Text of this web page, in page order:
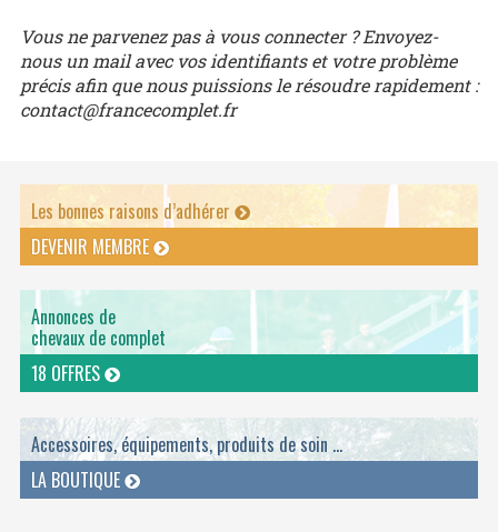
Vous ne parvenez pas à vous connecter ? Envoyez-
nous un mail avec vos identifiants et votre problème
précis afin que nous puissions le résoudre rapidement :
contact@francecomplet.fr
Les bonnes raisons d’adhérer
DEVENIR MEMBRE
Annonces de
chevaux de complet
18 OFFRES
Accessoires, équipements, produits de soin ...
LA BOUTIQUE